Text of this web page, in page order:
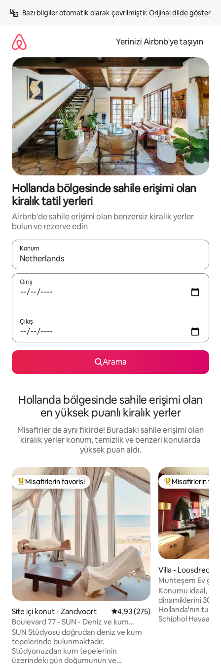
atla
Bazı bilgiler otomatik olarak çevrilmiştir. Orijinal dilde göster
Yerinizi Airbnb'ye taşıyın
Hollanda bölgesinde sahile erişimi olan
kiralık tatil yerleri
Airbnb'de sahile erişimi olan benzersiz kiralık yerler
bulun ve rezerve edin
Konum
Sonuçlar kullanılabilir olduğunda yukarı ve aşağı oklarıyla
Giriş
Çıkış
Arama
Hollanda bölgesinde sahile erişimi olan
en yüksek puanlı kiralık yerler
Misafirler de aynı fikirde! Buradaki sahile erişimi olan
kiralık yerler konum, temizlik ve benzeri konularda
yüksek puan aldı.
Misafirlerin favorilerinden en beğenilenler arasında
Misafirlerin favorisi
Site içi konut - Zandvoort 5 üzerinden ortalama 4,93
4,93 (275)
Boulevard 77 - SUN - Deniz ve kum
tepesi - Ücretsiz otopark
SUN Stüdyosu doğrudan deniz ve kum
tepelerinde bulunmaktadır.
Stüdyonuzdan kum tepelerinin
üzerindeki gün doğumunun ve
Misafirlerin
Misafirlerin
Villa - Loosdrecht
Muhteşem Ev
Amsterdam'a 25
Konumu ideal,
dinamiklerini 30
Hollanda'nın
Schiphol Havaalanı 30